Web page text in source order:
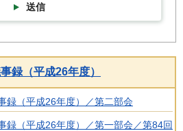
送信
録（平成26年度）
録（平成26年度）／第二部会
録（平成26年度）／第一部会／第84回